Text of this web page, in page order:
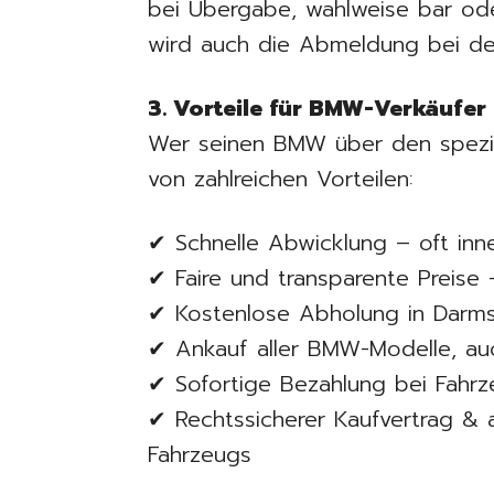
bei Übergabe, wahlweise bar
wird auch die Abmeldung bei
3. Vorteile für BMW-
Wer seinen BMW über den
von zahlreichen Vorteilen:
✔ Schnelle Abwicklung – oft
✔ Faire und transparente
✔ Kostenlose Abholung in
✔ Ankauf aller BMW-Modelle,
✔ Sofortige Bezahlung bei
✔ Rechtssicherer Kaufvertrag
Fahrzeugs